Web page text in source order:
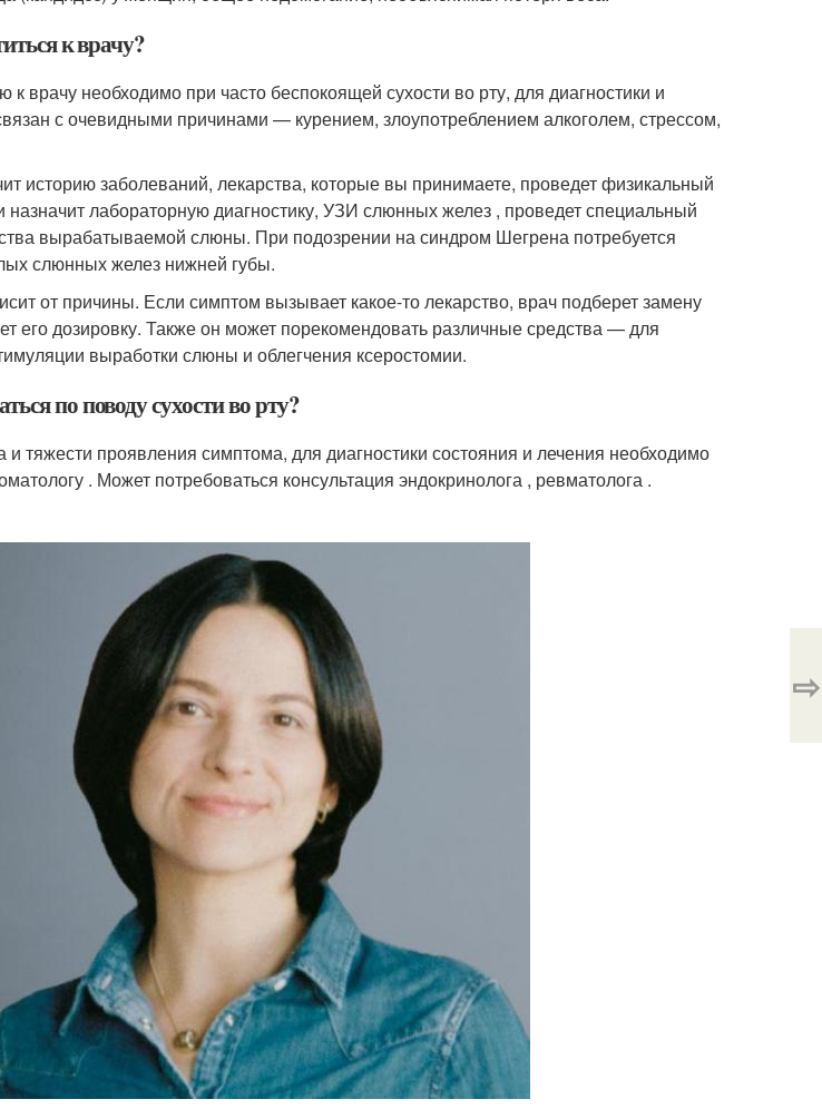
к врачу?
к врачу необходимо при часто беспокоящей сухости во рту, для диагностики и
с очевидными причинами — курением, злоупотреблением алкоголем, стрессом,
историю заболеваний, лекарства, которые вы принимаете, проведет физикальный
лабораторную диагностику, УЗИ слюнных желез , проведет специальный
вырабатываемой слюны. При подозрении на синдром Шегрена потребуется
слюнных желез нижней губы.
от причины. Если симптом вызывает какое-то лекарство, врач подберет замену
его дозировку. Также он может порекомендовать различные средства — для
выработки слюны и облегчения ксеростомии.
по поводу сухости во рту?
и тяжести проявления симптома, для диагностики состояния и лечения необходимо
. Может потребоваться консультация эндокринолога , ревматолога .
⇨